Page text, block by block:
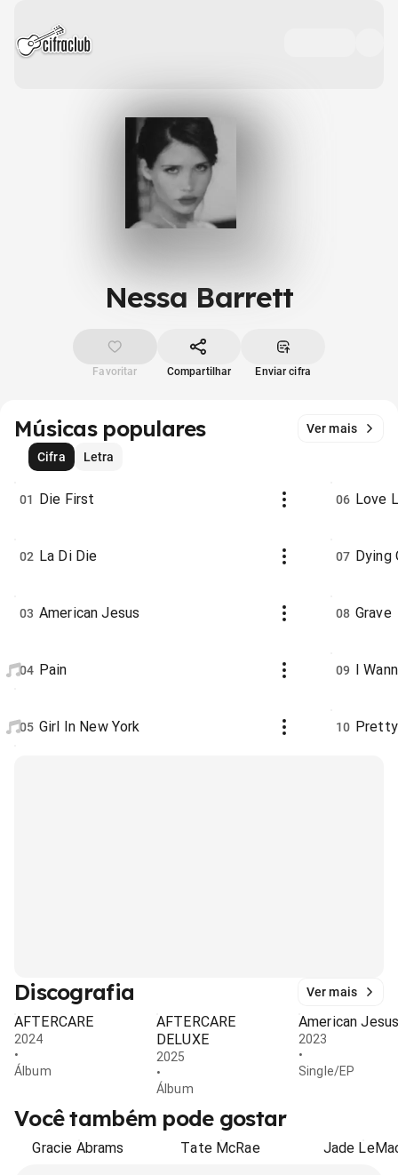
Nessa Barrett
Favoritar Compartilhar Enviar cifra
Músicas populares
Ver mais
Cifra
Letra
01 Die First
02 ​La Di Die
03 American Jesus
04 Pain
05 Girl In New York
06 Love
07 Dying
08 Grave
09 I
10
Discografia Ver mais
AFTERCARE
2024
•
Álbum
AFTERCARE
DELUXE
2025
•
Álbum
American
2023
•
Single/EP
Você também pode gostar
Gracie Abrams Tate McRae Jade